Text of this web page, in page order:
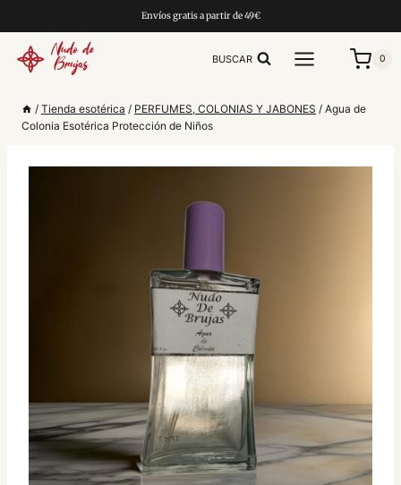
al
contenido
Envíos gratis a partir de 49€
BUSCAR 0
/ Tienda esotérica / PERFUMES, COLONIAS Y JABONES / Agua de
Colonia Esotérica Protección de Niños